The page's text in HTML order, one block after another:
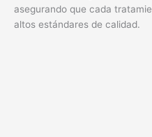
asegurando que cada
altos estándares de calidad.